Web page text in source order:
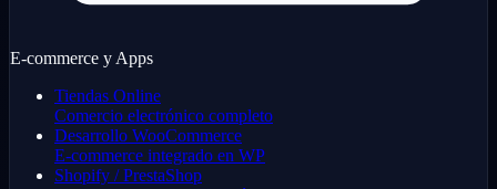
E-commerce y Apps
Tiendas Online
Comercio electrónico completo
Desarrollo WooCommerce
E-commerce integrado en WP
Shopify / PrestaShop